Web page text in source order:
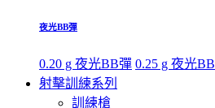
夜光BB彈
0.20 g 夜光BB彈 0.25 g 夜光
射擊訓練系列
訓練槍